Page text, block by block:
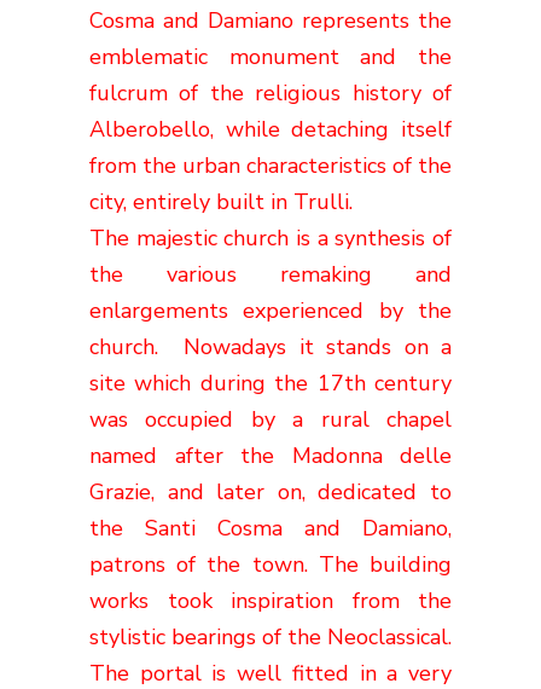
Cosma and Damiano represents the
emblematic monument and the
fulcrum of the religious history of
Alberobello, while detaching itself
from the urban characteristics of the
city, entirely built in Trulli.
The majestic church is a synthesis of
the various remaking and
enlargements experienced by the
church. Nowadays it stands on a
site which during the 17th century
was occupied by a rural chapel
named after the Madonna delle
Grazie, and later on, dedicated to
the Santi Cosma and Damiano,
patrons of the town. The building
works took inspiration from the
stylistic bearings of the Neoclassical.
The portal is well fitted in a very